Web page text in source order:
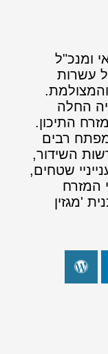
ומנכ"ל
עשרות
והמצולמת.
החלה
התיכון.
רבים
השידור,
שטחים,
המזרח
'מגזין